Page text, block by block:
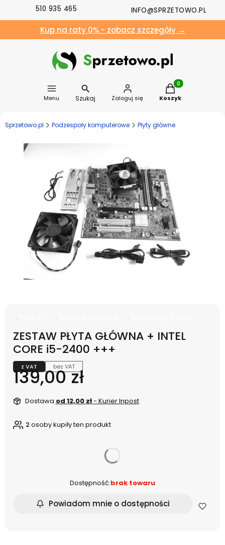
510 935 465 INFO@SPRZETOWO.PL
Kup na raty 0% - zobacz szczegóły →
Menu Szukaj Zaloguj się
Produkty w
Koszyk
Sprzetowo.pl Podzespoły komputerowe Płyty główne
ZESTAW PŁYTA GŁÓWNA + INTEL
CORE i5-2400 +++
z VAT bez VAT
Cena
139,00 zł
Dostawa od 12,00 zł- Kurier Inpost
2 osoby kupiły ten produkt
Dostępność:brak towaru
Powiadom mnie o dostępności